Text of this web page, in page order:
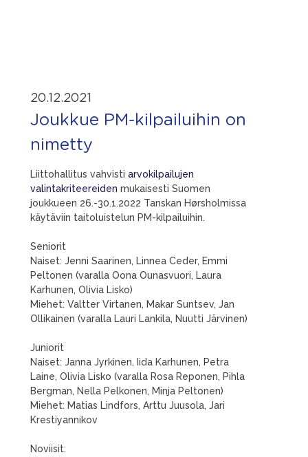
20.12.2021
Joukkue PM-kilpailuihin on
nimetty
Liittohallitus vahvisti arvokilpailujen
valintakriteereiden mukaisesti Suomen
joukkueen 26.-30.1.2022 Tanskan Hørsholmissa
käytäviin taitoluistelun PM-kilpailuihin.
Seniorit
Naiset: Jenni Saarinen, Linnea Ceder, Emmi
Peltonen (varalla Oona Ounasvuori, Laura
Karhunen, Olivia Lisko)
Miehet: Valtter Virtanen, Makar Suntsev, Jan
Ollikainen (varalla Lauri Lankila, Nuutti Järvinen)
Juniorit
Naiset: Janna Jyrkinen, Iida Karhunen, Petra
Laine, Olivia Lisko (varalla Rosa Reponen, Pihla
Bergman, Nella Pelkonen, Minja Peltonen)
Miehet: Matias Lindfors, Arttu Juusola, Jari
Krestiyannikov
Noviisit: